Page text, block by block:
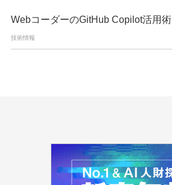
WebコーダーのGitHub Copilot活用術
技術情報